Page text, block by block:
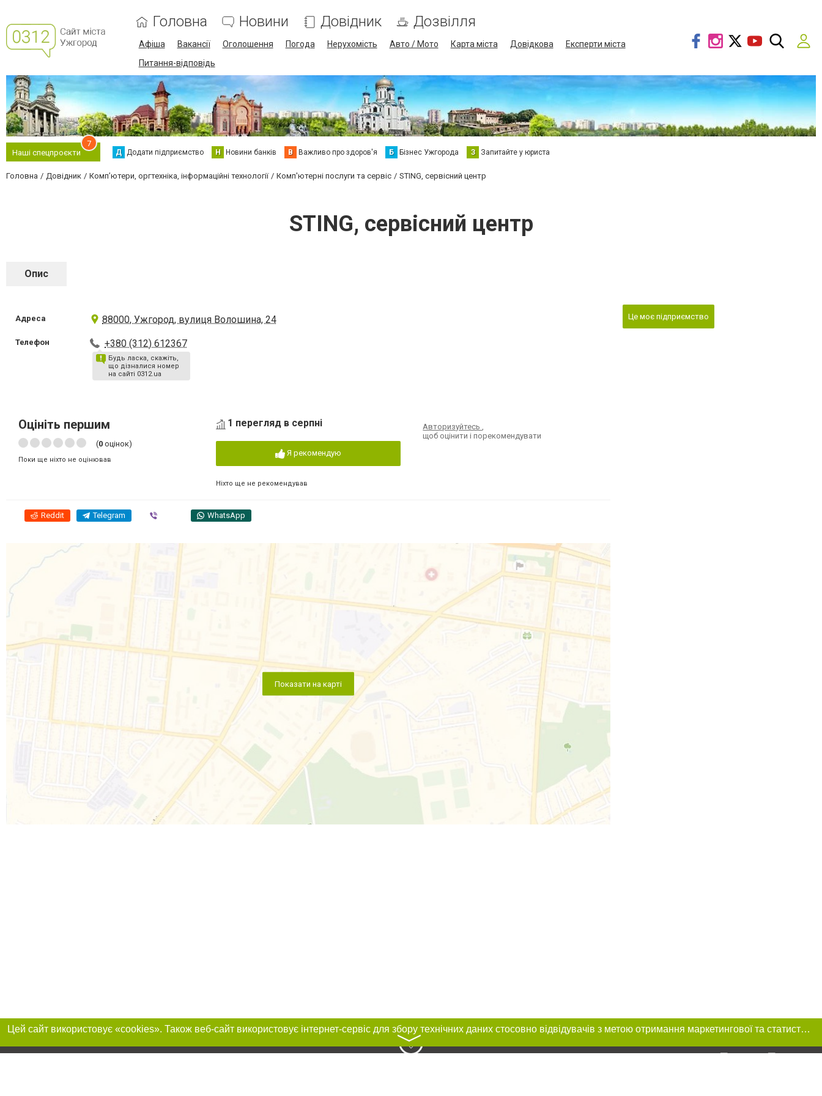
Головна Новини Довідник Дозвілля
Афіша Вакансії Оголошення Погода Нерухомість Авто / Мото Карта міста Довідкова
Експерти міста
Питання-відповідь
Наші спецпроєкти
7
Д Додати підприємство Н Новини банків В Важливо про здоров'я Б Бізнес Ужгорода З Запитайте у юриста
Головна Довідник Комп’ютери, оргтехніка, інформаційні технології Комп'ютерні послуги та сервіс STING, сервісний центр
STING, сервісний центр
Опис
Адреса 88000, Ужгород, вулиця Волошина, 24
Телефон +380 (312) 612367
Будь ласка, скажіть,
що дізналися номер
на сайті 0312.ua
Оцініть першим
(0 оцінок)
Поки ще ніхто не оцінював
1 перегляд в серпні
Я рекомендую
Ніхто ще не рекомендував
Авторизуйтесь,
щоб оцінити і порекомендувати
Reddit Telegram WhatsApp
Показати на карті
Це моє підприємство
Цей сайт використовує «cookies». Також веб-сайт використовує інтернет-сервіс для збору технічних даних стосовно відвідувачів з метою отримання маркетингової та статистичної інформації. Умови обробки даних відвідувачів сайту див.
〉